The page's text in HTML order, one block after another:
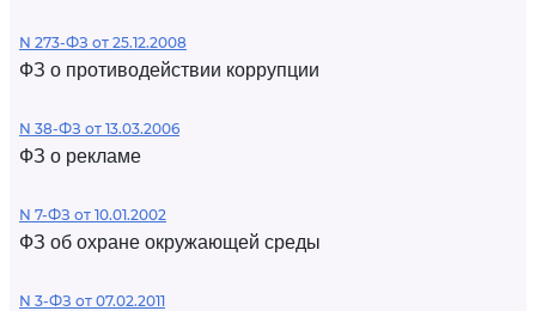
N 273-ФЗ от 25.12.2008
ФЗ о противодействии коррупции
N 38-ФЗ от 13.03.2006
ФЗ о рекламе
N 7-ФЗ от 10.01.2002
ФЗ об охране окружающей среды
N 3-ФЗ от 07.02.2011